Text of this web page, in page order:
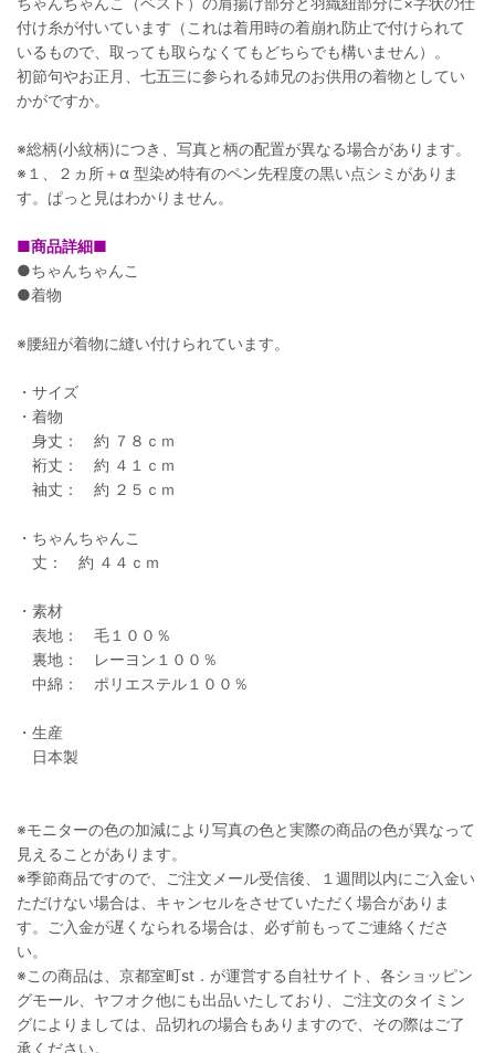
付け糸が付いています（これは着用時の着崩れ防止で付けられて
いるもので、取っても取らなくてもどちらでも構いません）。
初節句やお正月、七五三に参られる姉兄のお供用の着物としてい
かがですか。
※総柄(小紋柄)につき、写真と柄の配置が異なる場合があります。
※１、２ヵ所＋α 型染め特有のペン先程度の黒い点シミがありま
す。ぱっと見はわかりません。
■商品詳細■
●ちゃんちゃんこ
●着物
※腰紐が着物に縫い付けられています。
・サイズ
・着物
身丈： 約 ７８ｃｍ
裄丈： 約 ４１ｃｍ
袖丈： 約 ２５ｃｍ
・ちゃんちゃんこ
丈： 約 ４４ｃｍ
・素材
表地： 毛１００％
裏地： レーヨン１００％
中綿： ポリエステル１００％
・生産
日本製
※モニターの色の加減により写真の色と実際の商品の色が異なって
見えることがあります。
※季節商品ですので、ご注文メール受信後、１週間以内にご入金い
ただけない場合は、キャンセルをさせていただく場合がありま
す。ご入金が遅くなられる場合は、必ず前もってご連絡くださ
い。
※この商品は、京都室町st．が運営する自社サイト、各ショッピン
グモール、ヤフオク他にも出品いたしており、ご注文のタイミン
グによりましては、品切れの場合もありますので、その際はご了
承ください。